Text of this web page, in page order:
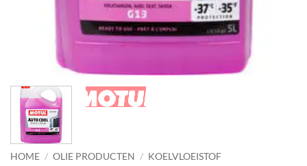
HOME / OLIE PRODUCTEN / KOELVLOEISTOF